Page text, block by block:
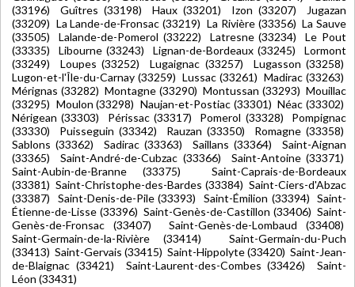
(33196) Guîtres (33198) Haux (33201) Izon (33207) Jugazan
(33209) La Lande-de-Fronsac (33219) La Rivière (33356) La Sauve
(33505) Lalande-de-Pomerol (33222) Latresne (33234) Le Pout
(33335) Libourne (33243) Lignan-de-Bordeaux (33245) Lormont
(33249) Loupes (33252) Lugaignac (33257) Lugasson (33258)
Lugon-et-l'Île-du-Carnay (33259) Lussac (33261) Madirac (33263)
Mérignas (33282) Montagne (33290) Montussan (33293) Mouillac
(33295) Moulon (33298) Naujan-et-Postiac (33301) Néac (33302)
Nérigean (33303) Périssac (33317) Pomerol (33328) Pompignac
(33330) Puisseguin (33342) Rauzan (33350) Romagne (33358)
Sablons (33362) Sadirac (33363) Saillans (33364) Saint-Aignan
(33365) Saint-André-de-Cubzac (33366) Saint-Antoine (33371)
Saint-Aubin-de-Branne (33375) Saint-Caprais-de-Bordeaux
(33381) Saint-Christophe-des-Bardes (33384) Saint-Ciers-d'Abzac
(33387) Saint-Denis-de-Pile (33393) Saint-Émilion (33394) Saint-
Étienne-de-Lisse (33396) Saint-Genès-de-Castillon (33406) Saint-
Genès-de-Fronsac (33407) Saint-Genès-de-Lombaud (33408)
Saint-Germain-de-la-Rivière (33414) Saint-Germain-du-Puch
(33413) Saint-Gervais (33415) Saint-Hippolyte (33420) Saint-Jean-
de-Blaignac (33421) Saint-Laurent-des-Combes (33426) Saint-
Léon (33431)